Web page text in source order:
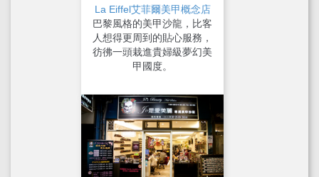
La Eiffel艾菲爾美甲概念店
巴黎風格的美甲沙龍，比客
人想得更周到的貼心服務，
彷彿一頭栽進貴婦級夢幻美
甲國度。